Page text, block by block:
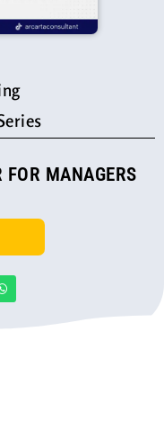
MANAGERS